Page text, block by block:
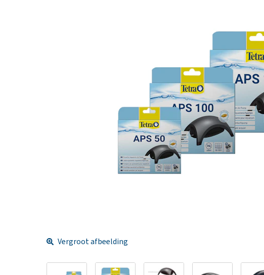
Bekijk alles
Vergroot afbeelding